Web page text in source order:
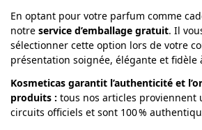
En optant pour votre parfum comme
notre service d’emballage gratuit. Il
sélectionner cette option lors de votre
présentation soignée, élégante et fidèle
Kosmeticas garantit l’authenticité et
produits : tous nos articles proviennent
circuits officiels et sont 100 %